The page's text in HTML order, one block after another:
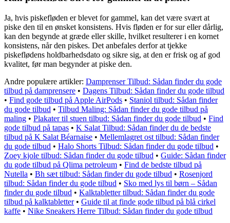
Ja, hvis piskefløden er blevet for gammel, kan det være svært at
piske den til en ønsket konsistens. Hvis fløden er for sur eller dårlig,
kan den begynde at græde eller skille, hvilket resulterer i en kornet
konsistens, når den piskes. Det anbefales derfor at tjekke
piskeflødens holdbarhedsdato og sikre sig, at den er frisk og af god
kvalitet, før man begynder at piske den.
Andre populære artikler: Damprenser Tilbud: Sådan finder du gode
tilbud på damprensere • Dagens Tilbud: Sådan finder du gode tilbud
• Find gode tilbud på Apple AirPods • Staniol tilbud: Sådan finder
du gode tilbud • Tilbud Maling: Sådan finder du gode tilbud på
maling • Plakater til stuen tilbud: Sådan finder du gode tilbud • Find
gode tilbud på tapas • K Salat Tilbud: Sådan finder du de bedste
tilbud på K Salat Béarnaise • Mellemlagret ost tilbud: Sådan finder
du gode tilbud • Halo Shorts Tilbud: Sådan finder du gode tilbud •
Zoey kjole tilbud: Sådan finder du gode tilbud • Guide: Sådan finder
du gode tilbud på Qlima petroleum • Find de bedste tilbud på
Nutella • Bh sæt tilbud: Sådan finder du gode tilbud • Rosenjord
tilbud: Sådan finder du gode tilbud • Sko med lys til børn – Sådan
finder du gode tilbud • Kalktabletter tilbud: Sådan finder du gode
tilbud på kalktabletter• Guide til at finde gode tilbud på blå cirkel
kaffe • Nike Sneakers Herre Tilbud: Sådan finder du gode tilbud